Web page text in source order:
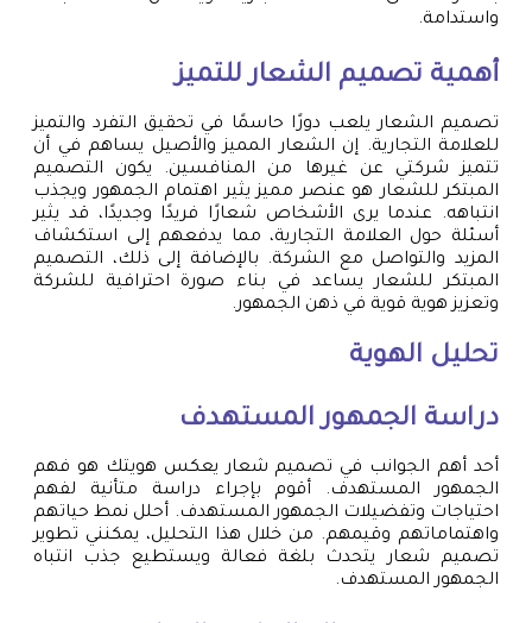
واستدامة.
أهمية تصميم الشعار للتميز
تصميم الشعار يلعب دورًا حاسمًا في تحقيق التفرد والتميز
للعلامة التجارية. إن الشعار المميز والأصيل يساهم في أن
تتميز شركتي عن غيرها من المنافسين. يكون التصميم
المبتكر للشعار هو عنصر مميز يثير اهتمام الجمهور ويجذب
انتباهه. عندما يرى الأشخاص شعارًا فريدًا وجديدًا، قد يثير
أسئلة حول العلامة التجارية، مما يدفعهم إلى استكشاف
المزيد والتواصل مع الشركة. بالإضافة إلى ذلك، التصميم
المبتكر للشعار يساعد في بناء صورة احترافية للشركة
وتعزيز هوية قوية في ذهن الجمهور.
تحليل الهوية
دراسة الجمهور المستهدف
أحد أهم الجوانب في تصميم شعار يعكس هويتك هو فهم
الجمهور المستهدف. أقوم بإجراء دراسة متأنية لفهم
احتياجات وتفضيلات الجمهور المستهدف. أحلل نمط حياتهم
واهتماماتهم وقيمهم. من خلال هذا التحليل، يمكنني تطوير
تصميم شعار يتحدث بلغة فعالة ويستطيع جذب انتباه
الجمهور المستهدف.